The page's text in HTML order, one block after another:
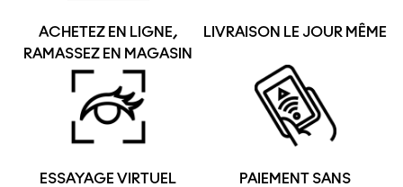
ACHETEZ EN LIGNE,
RAMASSEZ EN MAGASIN
LIVRAISON LE JOUR MÊME
ESSAYAGE VIRTUEL PAIEMENT SANS